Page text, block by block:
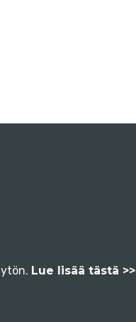
Lue lisää tästä >>